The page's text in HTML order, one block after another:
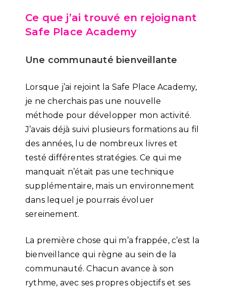
Ce que j’ai trouvé en rejoignant
Safe Place Academy
Une communauté bienveillante
Lorsque j’ai rejoint la Safe Place Academy,
je ne cherchais pas une nouvelle
méthode pour développer mon activité.
J’avais déjà suivi plusieurs formations au fil
des années, lu de nombreux livres et
testé différentes stratégies. Ce qui me
manquait n’était pas une technique
supplémentaire, mais un environnement
dans lequel je pourrais évoluer
sereinement.
La première chose qui m’a frappée, c’est la
bienveillance qui règne au sein de la
communauté. Chacun avance à son
rythme, avec ses propres objectifs et ses